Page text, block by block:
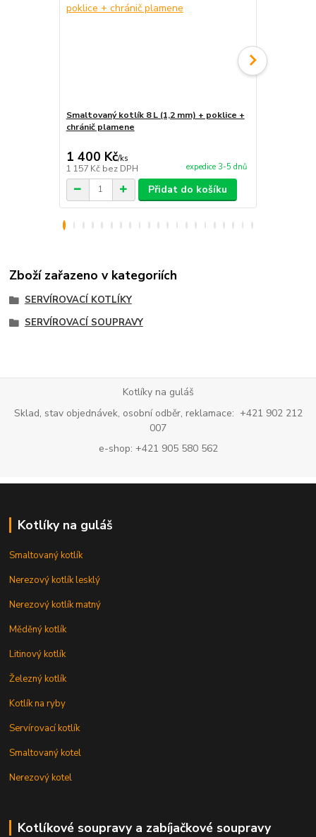
Smaltovaný kotlík 8 L (1,2 mm) + poklice +
chránič plamene
1 400 Kč/ks
1 157 Kč bez DPH expedice 3-5 dnů
Přidat do košíku
Zboží zařazeno v kategoriích
SERVÍROVACÍ KOTLÍKY
SERVÍROVACÍ SOUPRAVY
Kotlíky na guláš
Sklad, stav objednávek, osobní odběr, reklamace: +421 902 212
007
e-shop: +421 905 580 562
Kotlíky na guláš
Smaltovaný kotlík
Nerezový kotlík lesklý
Nerezový kotlík matný
Měděný kotlík
Litinový kotlík
Železný kotlík
Kotlík na ryby
Servírovací kotlík
Smaltovaný kotel
Nerezový kotel
Kotlíkové soupravy a zabíjačkové soupravy